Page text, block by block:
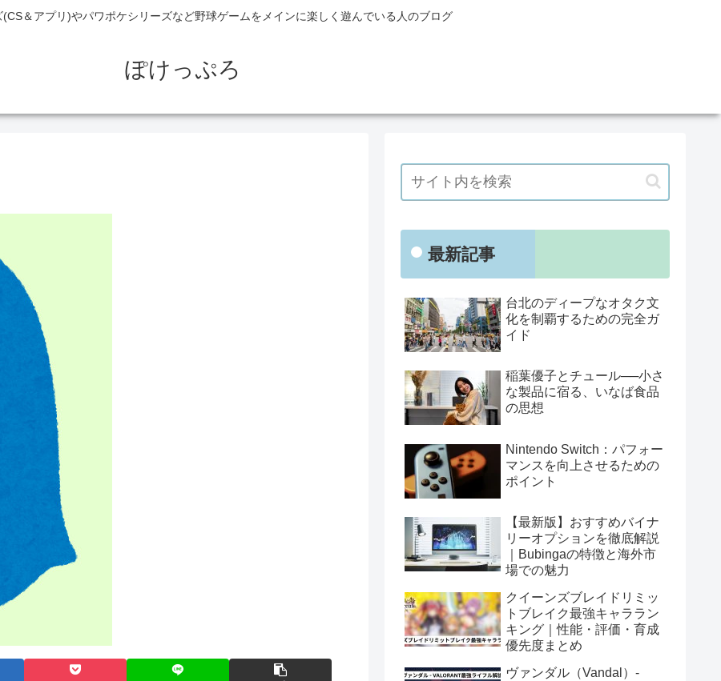
＆アプリ)やパワポケシリーズなど野球ゲームをメインに楽しく遊んでいる人のブログ
ぽけっぷろ
最新記事
台北のディープなオタク文
化を制覇するための完全ガ
イド
稲葉優子とチュール──小さ
な製品に宿る、いなば食品
の思想
Nintendo Switch：パフォー
マンスを向上させるための
ポイント
【最新版】おすすめバイナ
リーオプションを徹底解説
｜Bubingaの特徴と海外市
場での魅力
クイーンズブレイドリミッ
トブレイク最強キャララン
キング｜性能・評価・育成
優先度まとめ
ヴァンダル（Vandal）-